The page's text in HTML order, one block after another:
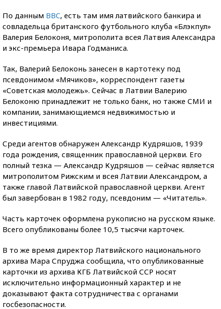
По данным BBC, есть там имя латвийского банкира и
совладельца британского футбольного клуба «Блэкпул»
Валерия Белоконя, митрополита всея Латвия Александра
и экс-премьера Ивара Годманиса.
Так, Валерий Белоконь занесен в картотеку под
псевдонимом «Мячиков», корреспондент газеты
«Советская молодежь». Сейчас в Латвии Валерию
Белоконю принадлежит не только банк, но также СМИ и
компании, занимающиемся недвижимостью и
инвестициями.
Среди агентов обнаружен Александр Кудряшов, 1939
года рождения, священник православной церкви. Его
полный тезка — Александр Кудряшов — сейчас является
митрополитом Рижским и всея Латвии Александром, а
также главой Латвийской православной церкви. Агент
был завербован в 1982 году, псевдоним — «Читатель».
Часть карточек оформлена рукописно на русском языке.
Всего опубликованы более 10,5 тысячи карточек.
В то же время директор Латвийского национального
архива Мара Спруджа сообщила, что опубликованные
карточки из архива КГБ Латвийской ССР носят
исключительно информационный характер и не
доказывают факта сотрудничества с органами
госбезопасности.